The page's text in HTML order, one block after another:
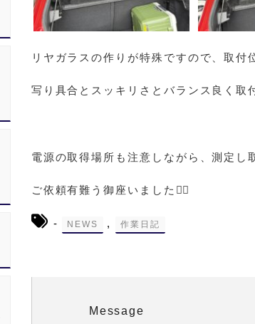
リヤガラスの作りが特殊ですので、取付
写り具合とスッキリさとバランス良く取
電源の取得場所も注意しながら、測定し
ご依頼有難う御座いました🙇‍♀️
- NEWS , 作業日記
Message